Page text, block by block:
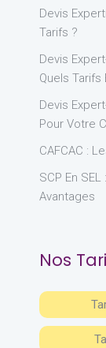
Devis
Tarifs ?
Devis
Quels
Devis
Pour Votre
CAFCAC :
SCP En
Avantages
Nos